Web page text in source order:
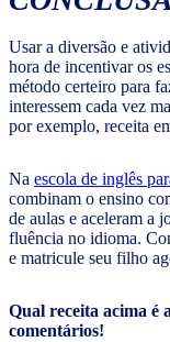
Usar a diversão e
hora de incentivar os
método certeiro para
interessem cada vez
por exemplo, receita
Na escola de inglês
combinam o ensino
de aulas e aceleram a
fluência no idioma.
e matricule seu filho
Qual receita acima é
comentários!